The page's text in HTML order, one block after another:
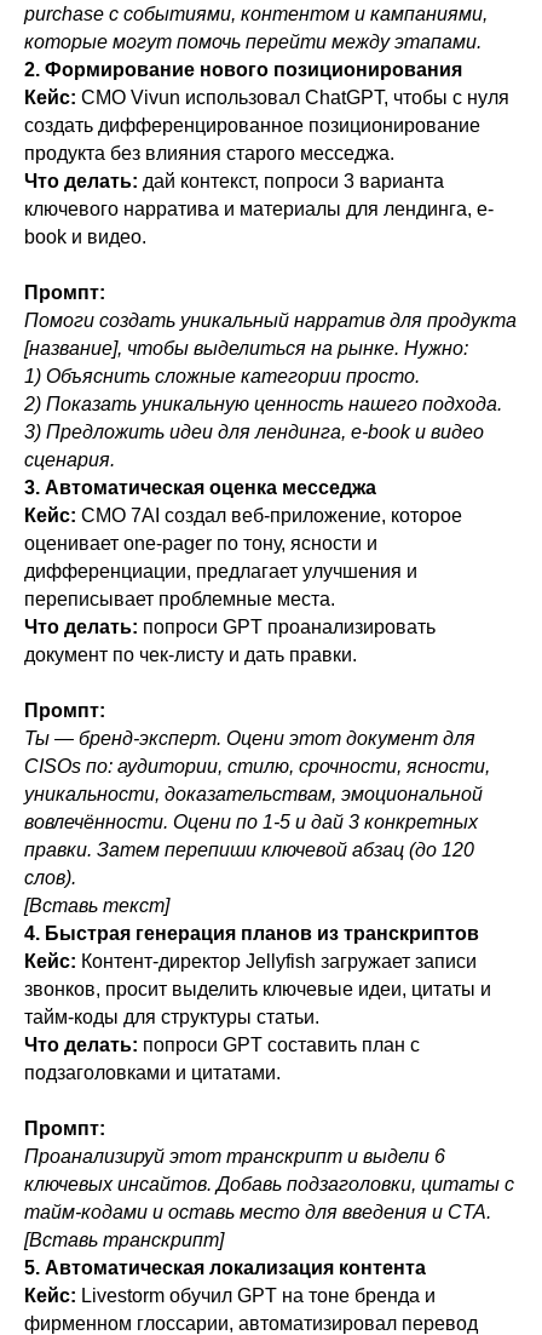
purchase с событиями, контентом и кампаниями,
которые могут помочь перейти между этапами.
2. Формирование нового позиционирования
Кейс: CMO Vivun использовал ChatGPT, чтобы с нуля
создать дифференцированное позиционирование
продукта без влияния старого месседжа.
Что делать: дай контекст, попроси 3 варианта
ключевого нарратива и материалы для лендинга, e-
book и видео.
Промпт:
Помоги создать уникальный нарратив для продукта
[название], чтобы выделиться на рынке. Нужно:
1) Объяснить сложные категории просто.
2) Показать уникальную ценность нашего подхода.
3) Предложить идеи для лендинга, e-book и видео
сценария.
3. Автоматическая оценка месседжа
Кейс: CMO 7AI создал веб-приложение, которое
оценивает one-pager по тону, ясности и
дифференциации, предлагает улучшения и
переписывает проблемные места.
Что делать: попроси GPT проанализировать
документ по чек-листу и дать правки.
Промпт:
Ты — бренд-эксперт. Оцени этот документ для
CISOs по: аудитории, стилю, срочности, ясности,
уникальности, доказательствам, эмоциональной
вовлечённости. Оцени по 1-5 и дай 3 конкретных
правки. Затем перепиши ключевой абзац (до 120
слов).
[Вставь текст]
4. Быстрая генерация планов из транскриптов
Кейс: Контент-директор Jellyfish загружает записи
звонков, просит выделить ключевые идеи, цитаты и
тайм-коды для структуры статьи.
Что делать: попроси GPT составить план с
подзаголовками и цитатами.
Промпт:
Проанализируй этот транскрипт и выдели 6
ключевых инсайтов. Добавь подзаголовки, цитаты с
тайм-кодами и оставь место для введения и CTA.
[Вставь транскрипт]
5. Автоматическая локализация контента
Кейс: Livestorm обучил GPT на тоне бренда и
фирменном глоссарии, автоматизировал перевод